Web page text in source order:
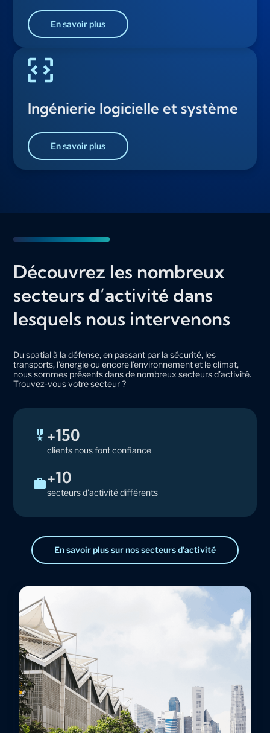
En savoir plus
Ingénierie logicielle et système
En savoir plus
Découvrez les nombreux
secteurs d’activité dans
lesquels nous intervenons
Du spatial à la défense, en passant par la sécurité, les
transports, l’énergie ou encore l’environnement et le climat,
nous sommes présents dans de nombreux secteurs d’activité.
Trouvez-vous votre secteur ?
+150
clients nous font confiance
+10
secteurs d'activité différents
En savoir plus sur nos secteurs d’activité